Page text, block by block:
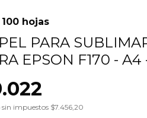
hojas
PARA
EPSON F170 - A4
sin impuestos $7.456,20